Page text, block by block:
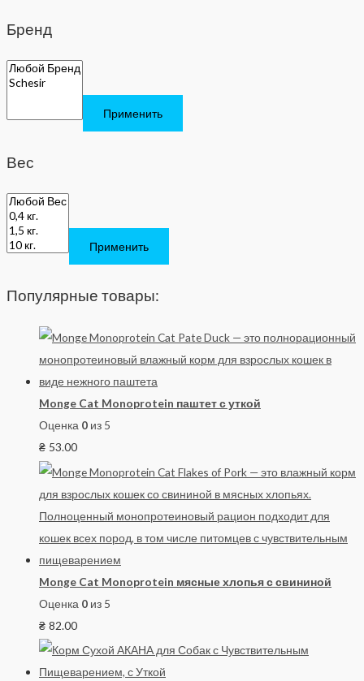
Бренд
Применить
Вес
Применить
Популярные товары:
Monge Cat Monoprotein паштет с уткой
Оценка 0 из 5
₴ 53.00
Monge Cat Monoprotein мясные хлопья с свининой
Оценка 0 из 5
₴ 82.00